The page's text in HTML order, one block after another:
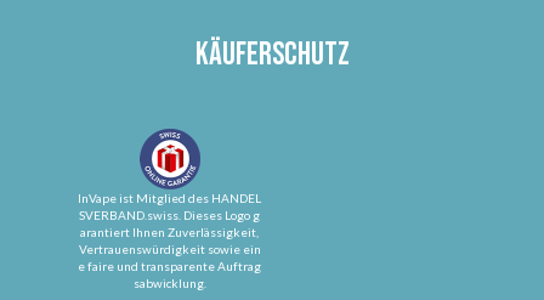
Käuferschutz
InVape ist Mitglied des HANDEL
SVERBAND.swiss. Dieses Logo g
arantiert Ihnen Zuverlässigkeit,
Vertrauenswürdigkeit sowie ein
e faire und transparente Auftrag
sabwicklung.